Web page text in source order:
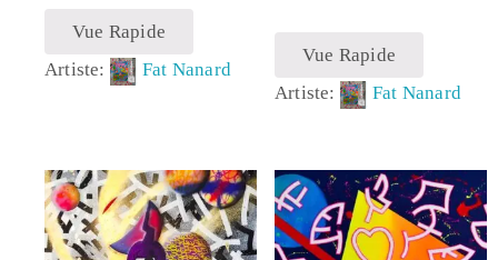
Vue Rapide
Artiste:
Fat Nanard
Vue Rapide
Artiste:
Fat Nanard